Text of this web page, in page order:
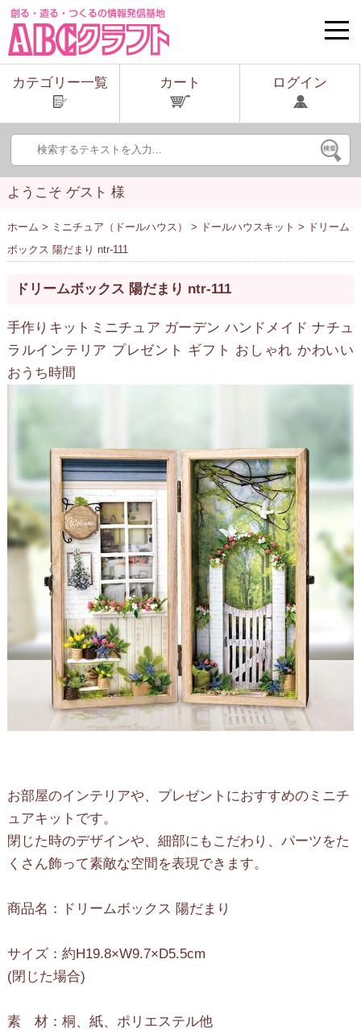
toggle
カテゴリー一覧
カート ログイン
ようこそ ゲスト 様
ホーム > ミニチュア（ドールハウス） > ドールハウスキット > ドリーム
ボックス 陽だまり ntr-111
ドリームボックス 陽だまり ntr-111
手作りキットミニチュア ガーデン ハンドメイド ナチュ
ラルインテリア プレゼント ギフト おしゃれ かわいい
おうち時間
お部屋のインテリアや、プレゼントにおすすめのミニチ
ュアキットです。
閉じた時のデザインや、細部にもこだわり、パーツをた
くさん飾って素敵な空間を表現できます。
商品名：ドリームボックス 陽だまり
サイズ：約H19.8×W9.7×D5.5cm
(閉じた場合)
素 材：桐、紙、ポリエステル他